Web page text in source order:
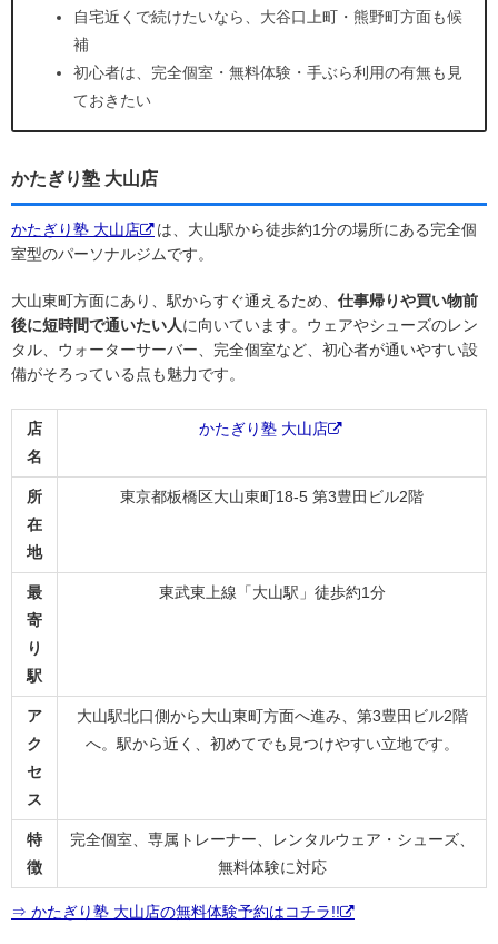
自宅近くで続けたいなら、大谷口上町・熊野町方面も候
補
初心者は、完全個室・無料体験・手ぶら利用の有無も見
ておきたい
かたぎり塾 大山店
かたぎり塾 大山店
は、大山駅から徒歩約1分の場所にある完全個
室型のパーソナルジムです。
大山東町方面にあり、駅からすぐ通えるため、 仕事帰りや買い物前
後に短時間で通いたい人に向いています。ウェアやシューズのレン
タル、ウォーターサーバー、完全個室など、初心者が通いやすい設
備がそろっている点も魅力です。
店
名
かたぎり塾 大山店
所
在
地
東京都板橋区大山東町18-5 第3豊田ビル2階
最
寄
り
駅
東武東上線「大山駅」徒歩約1分
ア
ク
セ
ス
大山駅北口側から大山東町方面へ進み、第3豊田ビル2階
へ。駅から近く、初めてでも見つけやすい立地です。
特
徴
完全個室、専属トレーナー、レンタルウェア・シューズ、
無料体験に対応
⇒ かたぎり塾 大山店の無料体験予約はコチラ!!